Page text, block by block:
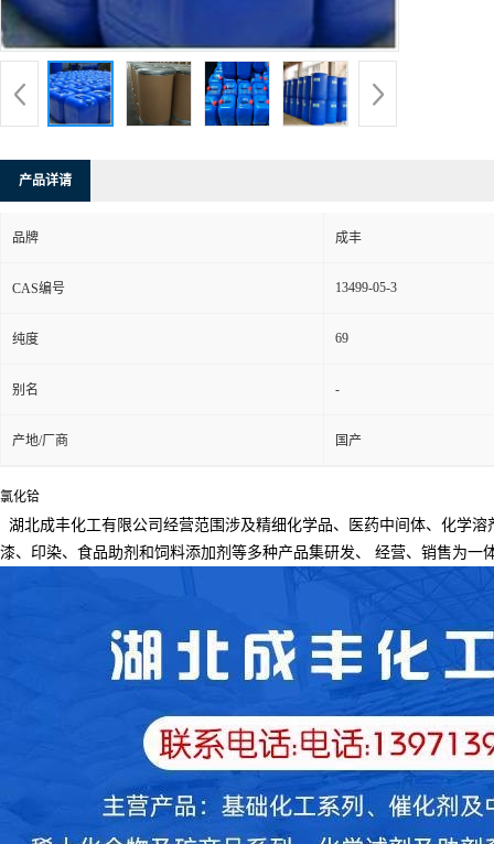
产品详请
品牌 成丰
CAS编号 13499-05-3
纯度 69
别名 -
产地/厂商 国产
氯化铪
湖北成丰化工有限公司经营范围涉及精细化学品、医药中间体、化学
漆、印染、食品助剂和饲料添加剂等多种产品集研发、
经营、销售为一